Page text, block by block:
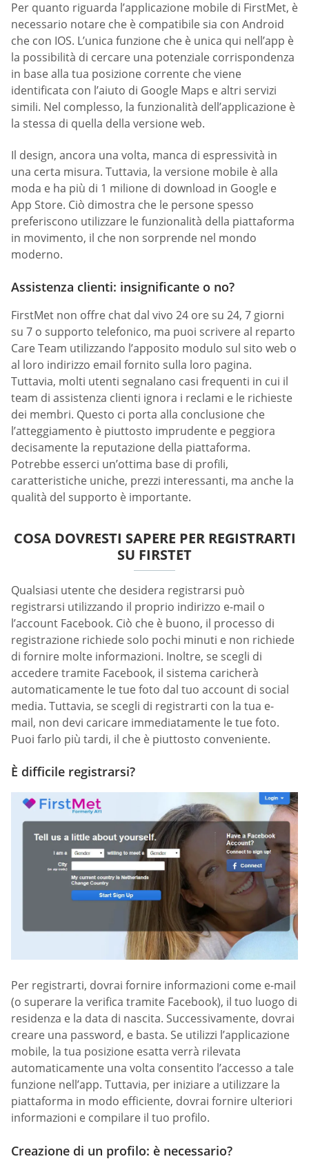
Per quanto riguarda l’applicazione mobile di FirstMet, è
necessario notare che è compatibile sia con Android
che con IOS. L’unica funzione che è unica qui nell’app è
la possibilità di cercare una potenziale corrispondenza
in base alla tua posizione corrente che viene
identificata con l’aiuto di Google Maps e altri servizi
simili. Nel complesso, la funzionalità dell’applicazione è
la stessa di quella della versione web.
Il design, ancora una volta, manca di espressività in
una certa misura. Tuttavia, la versione mobile è alla
moda e ha più di 1 milione di download in Google e
App Store. Ciò dimostra che le persone spesso
preferiscono utilizzare le funzionalità della piattaforma
in movimento, il che non sorprende nel mondo
moderno.
Assistenza clienti: insignificante o no?
FirstMet non offre chat dal vivo 24 ore su 24, 7 giorni
su 7 o supporto telefonico, ma puoi scrivere al reparto
Сare Team utilizzando l’apposito modulo sul sito web o
al loro indirizzo email fornito sulla loro pagina.
Tuttavia, molti utenti segnalano casi frequenti in cui il
team di assistenza clienti ignora i reclami e le richieste
dei membri. Questo ci porta alla conclusione che
l’atteggiamento è piuttosto imprudente e peggiora
decisamente la reputazione della piattaforma.
Potrebbe esserci un’ottima base di profili,
caratteristiche uniche, prezzi interessanti, ma anche la
qualità del supporto è importante.
COSA DOVRESTI SAPERE PER REGISTRARTI
SU FIRSTET
Qualsiasi utente che desidera registrarsi può
registrarsi utilizzando il proprio indirizzo e-mail o
l’account Facebook. Ciò che è buono, il processo di
registrazione richiede solo pochi minuti e non richiede
di fornire molte informazioni. Inoltre, se scegli di
accedere tramite Facebook, il sistema caricherà
automaticamente le tue foto dal tuo account di social
media. Tuttavia, se scegli di registrarti con la tua e-
mail, non devi caricare immediatamente le tue foto.
Puoi farlo più tardi, il che è piuttosto conveniente.
È difficile registrarsi?
Per registrarti, dovrai fornire informazioni come e-mail
(o superare la verifica tramite Facebook), il tuo luogo di
residenza e la data di nascita. Successivamente, dovrai
creare una password, e basta. Se utilizzi l’applicazione
mobile, la tua posizione esatta verrà rilevata
automaticamente una volta consentito l’accesso a tale
funzione nell’app. Tuttavia, per iniziare a utilizzare la
piattaforma in modo efficiente, dovrai fornire ulteriori
informazioni e compilare il tuo profilo.
Creazione di un profilo: è necessario?